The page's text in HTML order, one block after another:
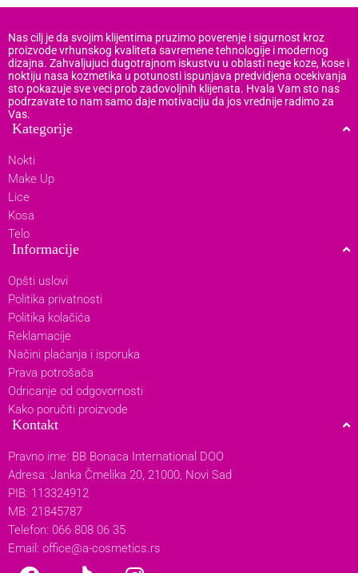
Nas cilj je da svojim klijentima pruzimo poverenje i sigurnost kroz
proizvode vrhunskog kvaliteta savremene tehnologije i modernog
dizajna. Zahvaljujuci dugotrajnom iskustvu u oblasti nege koze, kose i
noktiju nasa kozmetika u potunosti ispunjava predvidjena ocekivanja
sto pokazuje sve veci prob zadovoljnih klijenata. Hvala Vam sto nas
podrzavate to nam samo daje motivaciju da jos vrednije radimo za
Vas.
Kategorije
Nokti
Make Up
Lice
Kosa
Telo
Informacije
Opšti uslovi
Politika privatnosti
Politika kolačića
Reklamacije
Načini plaćanja i isporuka
Prava potrošača
Odricanje od odgovornosti
Kako poručiti proizvode
Kontakt
Pravno ime: BB Bonaca International DOO
Adresa: Janka Čmelika 20, 21000, Novi Sad
PIB: 113324912
MB: 21845787
Telefon: 066 808 06 35
Email: office@a-cosmetics.rs